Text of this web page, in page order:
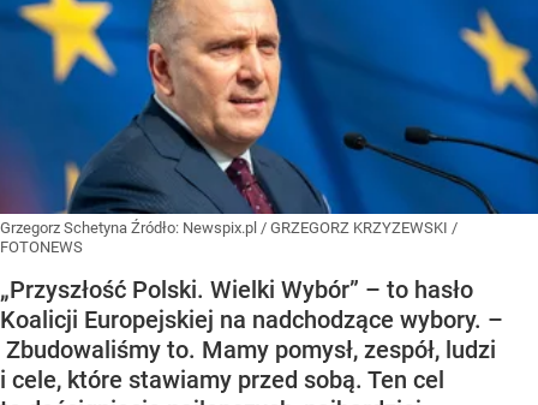
Grzegorz Schetyna Źródło: Newspix.pl / GRZEGORZ KRZYZEWSKI /
FOTONEWS
„Przyszłość Polski. Wielki Wybór” – to hasło
Koalicji Europejskiej na nadchodzące wybory. –
Zbudowaliśmy to. Mamy pomysł, zespół, ludzi
i cele, które stawiamy przed sobą. Ten cel